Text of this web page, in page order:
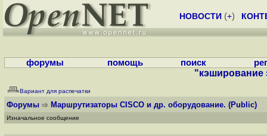
НОВОСТИ (+)
форумы помощь поиск
"кэширование
Вариант для распечатки
Форумы Маршрутизаторы CISCO и др. оборудование. (Public)
Изначальное сообщение